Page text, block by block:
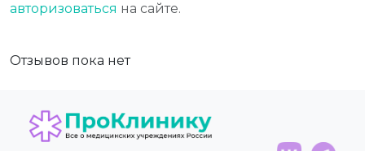
авторизоваться на сайте.
Отзывов пока нет